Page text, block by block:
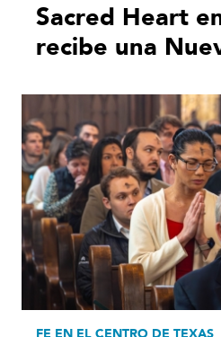
Sacred Heart
recibe una